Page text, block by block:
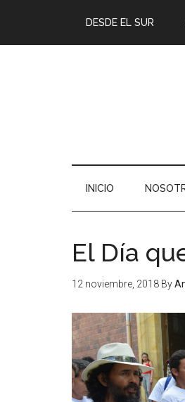
DESDE EL SUR
INICIO
El Día
12 noviembre, 2018 By